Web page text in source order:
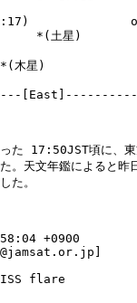
*(土星)
木星)
た 17:50JST頃に、東
。天文年鑑によると昨
た。
+0900
flare